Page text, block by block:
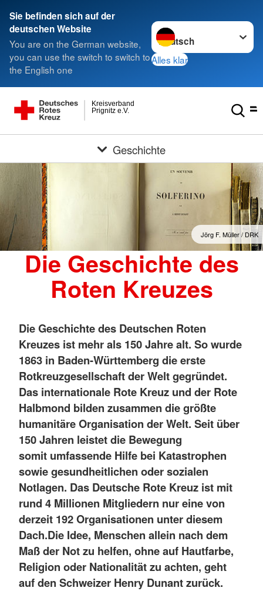
Sie befinden sich auf der
deutschen Website
You are on the German website,
you can use the switch to switch to
the English one
Sprache wechseln zu
Alles klar
Prignitz e.V.
Kreisverband
Geschichte
Jörg F. Müller / DRK
Die Geschichte des
Roten Kreuzes
Die Geschichte des Deutschen Roten
Kreuzes ist mehr als 150 Jahre alt. So wurde
1863 in Baden-Württemberg die erste
Rotkreuzgesellschaft der Welt gegründet.
Das internationale Rote Kreuz und der Rote
Halbmond bilden zusammen die größte
humanitäre Organisation der Welt. Seit über
150 Jahren leistet die Bewegung
somit umfassende Hilfe bei Katastrophen
sowie gesundheitlichen oder sozialen
Notlagen. Das Deutsche Rote Kreuz ist mit
rund 4 Millionen Mitgliedern nur eine von
derzeit 192 Organisationen unter diesem
Dach.Die Idee, Menschen allein nach dem
Maß der Not zu helfen, ohne auf Hautfarbe,
Religion oder Nationalität zu achten, geht
auf den Schweizer Henry Dunant zurück.